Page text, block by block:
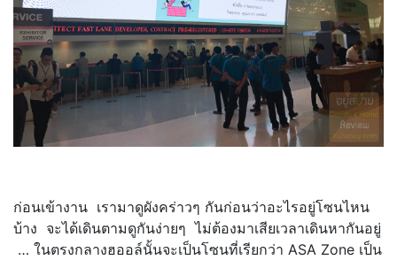
ก่อนเข้างาน เรามาดูผังคร่าวๆ กันก่อนว่าอะไรอยู่โซนไหน
บ้าง จะได้เดินตามดูกันง่ายๆ ไม่ต้องมาเสียเวลาเดินหากันอยู่
… ในตรงกลางฮออล์นั้นจะเป็นโซนที่เรียกว่า ASA Zone เป็น